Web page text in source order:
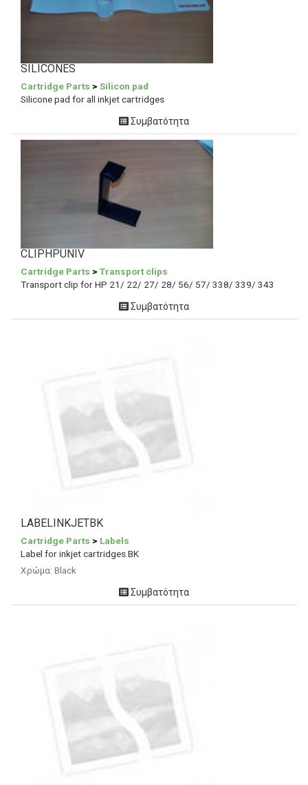
SILICONES
Cartridge Parts > Silicon pad
Silicone pad for all inkjet cartridges
Συμβατότητα
CLIPHPUNIV
Cartridge Parts > Transport clips
Transport clip for HP 21/ 22/ 27/ 28/ 56/ 57/ 338/ 339/ 343
Συμβατότητα
LABELINKJETBK
Cartridge Parts > Labels
Label for inkjet cartridges BK
Χρώμα: Black
Συμβατότητα